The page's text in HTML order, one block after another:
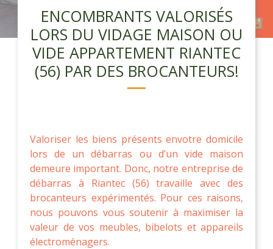
ENCOMBRANTS VALORISÉS
LORS DU VIDAGE MAISON OU
VIDE APPARTEMENT RIANTEC
(56) PAR DES BROCANTEURS!
Valoriser les biens présents envotre domicile
lors de un débarras ou d’un vide maison
demeure important. Donc, notre entreprise de
débarras à Riantec (56) travaille avec des
brocanteurs expérimentés. Pour ces raisons,
nous pouvons vous soutenir à maximiser la
valeur de vos meubles, bibelots et appareils
électroménagers.